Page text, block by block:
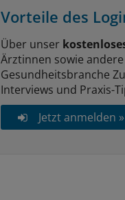
Vorteile des
Über unser
Ärztinnen sowie
Gesundheitsbranche
Interviews und Praxis-
Jetzt anmelden »